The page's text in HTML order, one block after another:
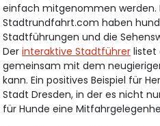
einfach mitgenommen werden.
Stadtrundfahrt.com haben
Stadtführungen und die
Derinteraktive Stadtführer listet
gemeinsam mit dem
kann. Ein positives Beispiel für
Stadt Dresden, in der es nicht
für Hunde eine